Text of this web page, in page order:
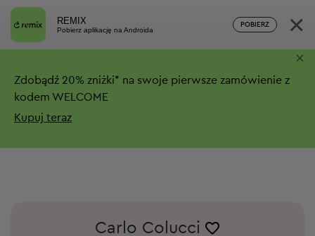
REMIX
Pobierz aplikację na Androida
POBIERZ ×
Zdobądź 20% zniżki* na swoje pierwsze zamówienie z
kodem WELCOME
Kupuj teraz
×
Carlo Colucci